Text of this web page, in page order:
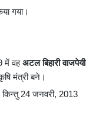
गया।
में वहअटल बिहारी वाजपेयी
मंत्री बने।
24 जनवरी, 2013